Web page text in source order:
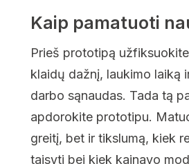
Kaip pamatuoti
Prieš prototipą
klaidų dažnį, laukimo laiką
darbo sąnaudas. Tada tą
apdorokite prototipu.
greitį, bet ir tikslumą, kiek
taisyti bei kiek kainavo